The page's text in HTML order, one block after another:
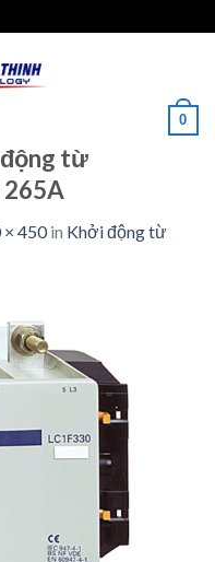
0
từ
265A
× 450in Khởi động từ